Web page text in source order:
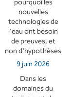
nouvelles
technologies de
l'eau ont besoin
de preuves, et
non d'hypothèses
9 juin 2026
Dans les
domaines du